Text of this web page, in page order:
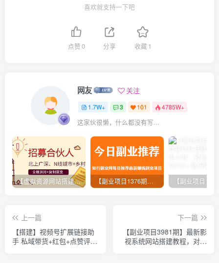
喜欢就支持一下吧
点赞0 分享 收藏 1
网友 关注
1.7W+ 3 101 4785W+
这家伙很懒，什么都没有写...
【虚拟资源网站搭建服务】加盟本站系统，做一个和本站一样的独立网站，躺赚的项目 【副业项目1376期】龟课最新闲鱼项目玩法实战教程_全新升级月收益几千到几万
上一篇
【搭建】视频号扩展链接助
手 私域带货+红包+点赞评论
下一篇
【副业项目3981期】最新影
视系统网站搭建教程，对接